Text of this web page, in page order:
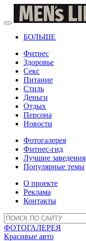
БОЛЬШЕ
Фитнес
Здоровье
Секс
Питание
Стиль
Деньги
Отдых
Персона
Новости
Фотогалерея
Фитнес-гид
Лучшие заведения
Популярные темы
О проекте
Реклама
Контакты
ФОТОГАЛЕРЕЯ
Красивые авто